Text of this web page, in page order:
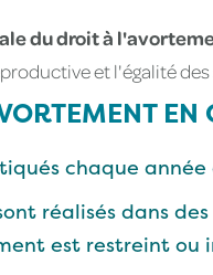
du droit à
et l'égalité des
EN
chaque année
réalisés dans
est restreint ou